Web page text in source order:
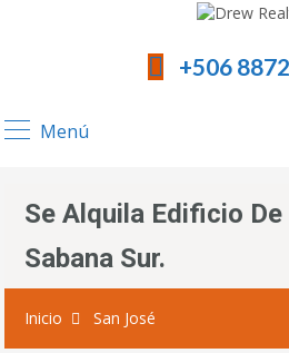
+506
Menú
Se Alquila Edificio
Sabana Sur.
Inicio San José